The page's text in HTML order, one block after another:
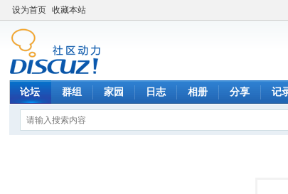
设为首页 收藏本站
论坛 群组 家园 日志 相册 分享 记